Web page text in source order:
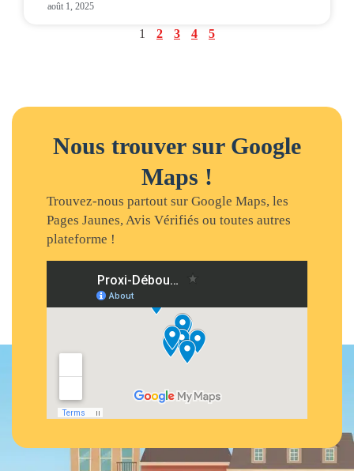
août 1, 2025
1 2 3 4 5
Nous trouver sur Google
Maps !
Trouvez-nous partout sur Google Maps, les
Pages Jaunes, Avis Vérifiés ou toutes autres
plateforme !